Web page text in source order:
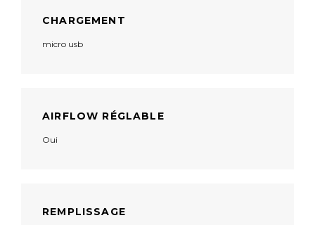
CHARGEMENT
micro usb
AIRFLOW RÉGLABLE
Oui
REMPLISSAGE